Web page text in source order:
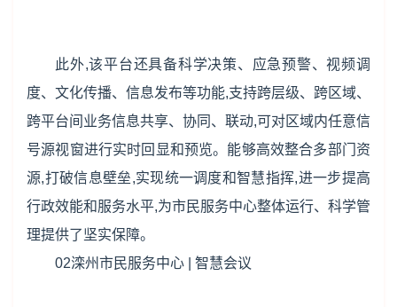
此外,该平台还具备科学决策、应急预警、视频调
度、文化传播、信息发布等功能,支持跨层级、跨区域、
跨平台间业务信息共享、协同、联动,可对区域内任意信
号源视窗进行实时回显和预览。能够高效整合多部门资
源,打破信息壁垒,实现统一调度和智慧指挥,进一步提高
行政效能和服务水平,为市民服务中心整体运行、科学管
理提供了坚实保障。
02滦州市民服务中心 | 智慧会议